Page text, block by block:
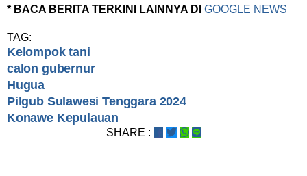
* BACA BERITA TERKINI LAINNYA DI GOOGLE NEWS
TAG:
Kelompok tani
calon gubernur
Hugua
Pilgub Sulawesi Tenggara 2024
Konawe Kepulauan
SHARE :